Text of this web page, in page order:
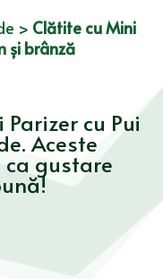
> Clătite cu Mini
și brânză
cu Pui
Aceste
gustare